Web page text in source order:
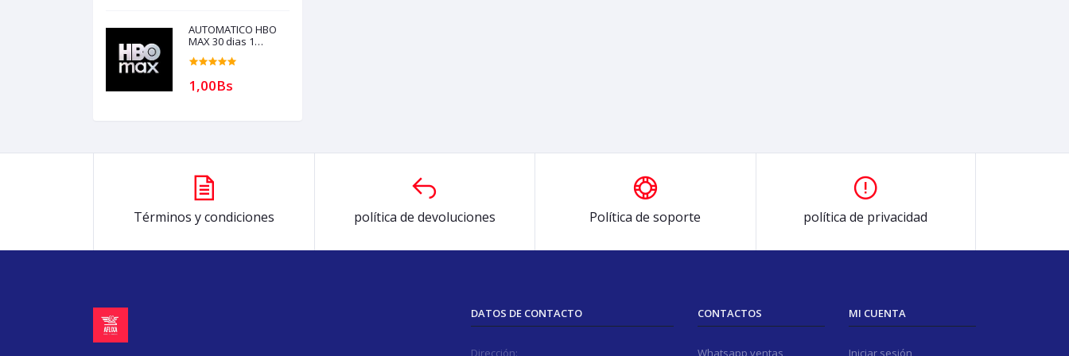
soporte escribir al
whatsapp Historial,
AUTOMATICO HBO
MAX 30 dias 1
dispositivo para
revender (para
creditos)
1,00Bs
Términos y condiciones política de devoluciones Política de soporte política de privacidad
DATOS DE CONTACTO
Dirección:
CONTACTOS
Whatsapp ventas
MI CUENTA
Iniciar sesión